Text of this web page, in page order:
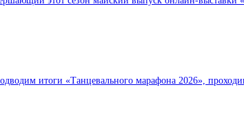
итоги «Танцевального марафона 2026»,